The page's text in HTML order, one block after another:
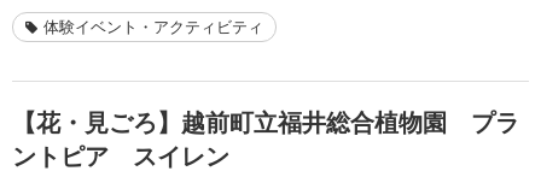
体験イベント・アクティビティ
【花・見ごろ】越前町立福井総合植物園 プラ
ントピア スイレン